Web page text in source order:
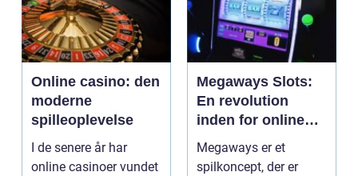
Online casino: den
moderne
spilleoplevelse
I de senere år har
online casinoer vundet
Megaways Slots:
En revolution
inden for online
spilleautomater
Megaways er et
spilkoncept, der er